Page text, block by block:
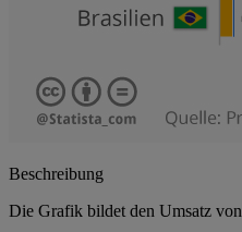
Beschreibung
Die Grafik bildet den Umsatz